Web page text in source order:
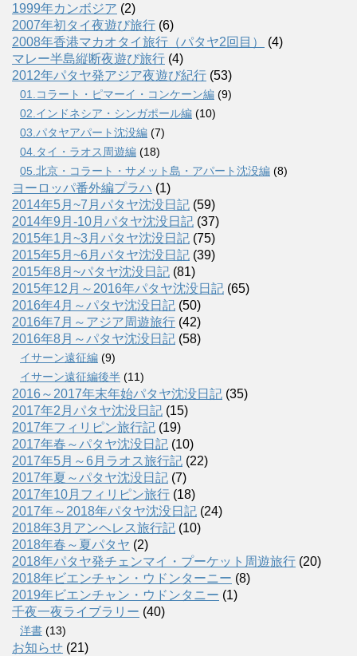
1999年カンボジア (2)
2007年初タイ夜遊び旅行 (6)
2008年香港マカオタイ旅行（パタヤ2回目）
(4)
マレー半島縦断夜遊び旅行 (4)
2012年パタヤ発アジア夜遊び紀行 (53)
01.コラート・ピマーイ・コンケーン編 (9)
02.インドネシア・シンガポール編 (10)
03.パタヤアパート沈没編 (7)
04.タイ・ラオス周遊編 (18)
05.北京・コラート・サメット島・アパート沈没編 (8)
ヨーロッパ番外編プラハ (1)
2014年5月~7月パタヤ沈没日記 (59)
2014年9月-10月パタヤ沈没日記 (37)
2015年1月~3月パタヤ沈没日記 (75)
2015年5月~6月パタヤ沈没日記 (39)
2015年8月~パタヤ沈没日記 (81)
2015年12月～2016年パタヤ沈没日記 (65)
2016年4月～パタヤ沈没日記 (50)
2016年7月～アジア周遊旅行 (42)
2016年8月～パタヤ沈没日記 (58)
イサーン遠征編 (9)
イサーン遠征編後半 (11)
2016～2017年末年始パタヤ沈没日記 (35)
2017年2月パタヤ沈没日記 (15)
2017年フィリピン旅行記 (19)
2017年春～パタヤ沈没日記 (10)
2017年5月～6月ラオス旅行記 (22)
2017年夏～パタヤ沈没日記 (7)
2017年10月フィリピン旅行 (18)
2017年～2018年パタヤ沈没日記 (24)
2018年3月アンヘレス旅行記 (10)
2018年春～夏パタヤ (2)
2018年パタヤ発チェンマイ・プーケット周遊旅行 (20)
2018年ビエンチャン・ウドンターニー (8)
2019年ビエンチャン・ウドンタニー (1)
千夜一夜ライブラリー (40)
洋書 (13)
お知らせ (21)